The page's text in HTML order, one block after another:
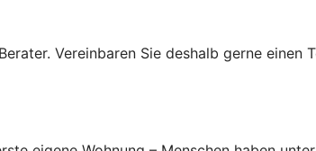
Vereinbaren Sie deshalb gerne einen